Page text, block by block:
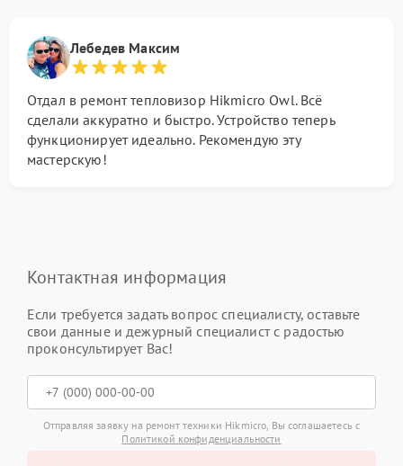
Лебедев Максим
Отдал в ремонт тепловизор Hikmicro Owl. Всё
сделали аккуратно и быстро. Устройство теперь
функционирует идеально. Рекомендую эту
мастерскую!
Контактная информация
Если требуется задать вопрос специалисту, оставьте
свои данные и дежурный специалист с радостью
проконсультирует Вас!
Отправляя заявку на ремонт техники Hikmicro, Вы соглашаетесь с
Политикой конфиденциальности